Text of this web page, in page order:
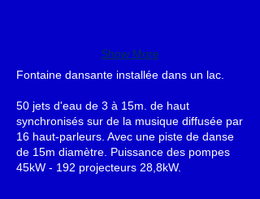
Show More
Fontaine dansante installée dans un lac.
50 jets d'eau de 3 à 15m. de haut
synchronisés sur de la musique diffusée par
16 haut-parleurs. Avec une piste de danse
de 15m diamètre. Puissance des pompes
45kW - 192 projecteurs 28,8kW.